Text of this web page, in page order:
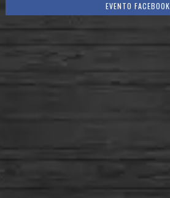
EVENTO FACEBOOK